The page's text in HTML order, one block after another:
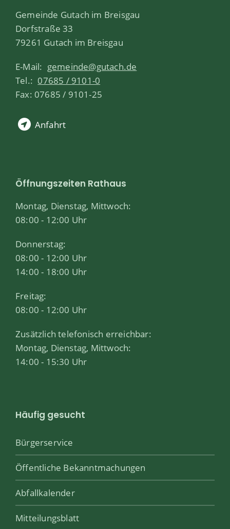
Gemeinde Gutach im Breisgau
Dorfstraße 33
79261 Gutach im Breisgau
E-Mail: gemeinde@gutach.de
Tel.: 07685 / 9101-0
Fax: 07685 / 9101-25
Anfahrt
Öffnungszeiten Rathaus
Montag, Dienstag, Mittwoch:
08:00 - 12:00 Uhr
Donnerstag:
08:00 - 12:00 Uhr
14:00 - 18:00 Uhr
Freitag:
08:00 - 12:00 Uhr
Zusätzlich telefonisch erreichbar:
Montag, Dienstag, Mittwoch:
14:00 - 15:30 Uhr
Häufig gesucht
Bürgerservice
Öffentliche Bekanntmachungen
Abfallkalender
Mitteilungsblatt